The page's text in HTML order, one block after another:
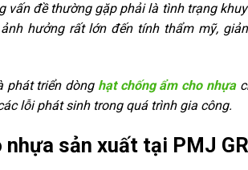
vấn đề thường gặp phải là tình trạng
hưởng rất lớn đến tính thẩm mỹ,
phát triển dòng hạt chống ẩm cho nhựa
lỗi phát sinh trong quá trình gia công.
sản xuất tại PMJ